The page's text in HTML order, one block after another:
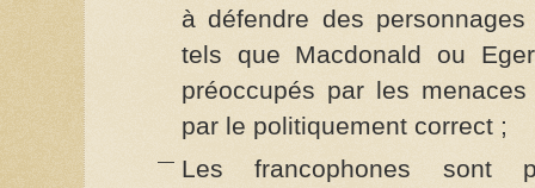
à défendre des
tels que Macdonald ou
préoccupés par les
par le politiquement correct ;
Les francophones sont